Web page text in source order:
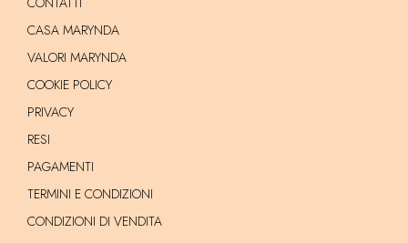
CASA MARYNDA
VALORI MARYNDA
COOKIE POLICY
PRIVACY
RESI
PAGAMENTI
TERMINI E CONDIZIONI
CONDIZIONI DI VENDITA